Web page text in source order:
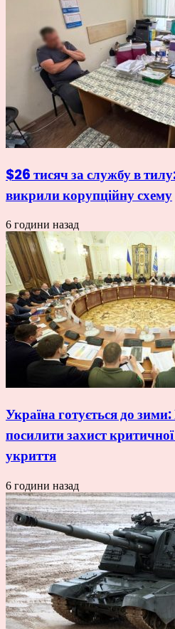
$26 тисяч за службу в
викрили корупційну схему
6 години назад
Україна готується до
посилити захист
укриття
6 години назад